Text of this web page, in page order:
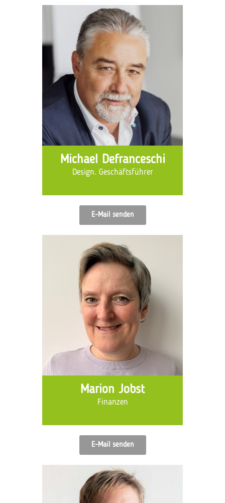
Michael Defranceschi
Design. Geschäftsführer
E-Mail senden
Marion Jobst
Finanzen
E-Mail senden